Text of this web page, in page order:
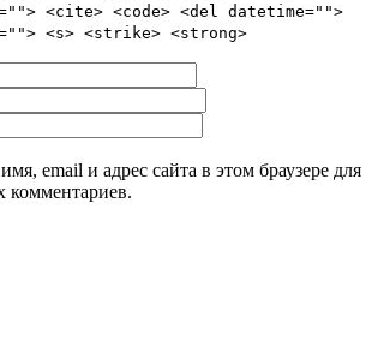
<cite> <code> <del datetime="">
<s> <strike> <strong>
email и адрес сайта в этом браузере для